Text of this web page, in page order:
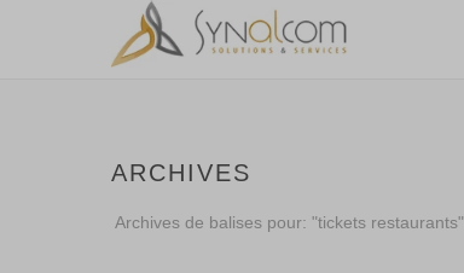
ARCHIVES
Archives de balises pour: "tickets restaurants"